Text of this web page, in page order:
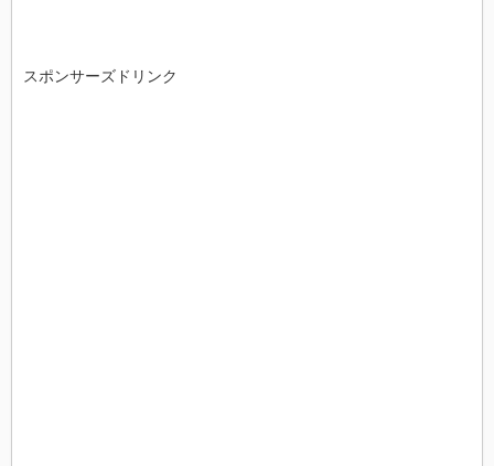
スポンサーズドリンク